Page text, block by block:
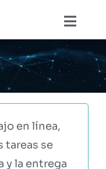
en línea,
tareas se
y la entrega